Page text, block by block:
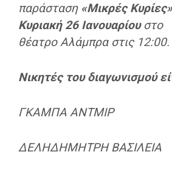
παράσταση «Μικρές Κυρίες»
Κυριακή 26 Ιανουαρίου στο
θέατροΑλάμπρα στις 12:00.
Νικητές του διαγωνισμού
ΓΚΑΜΠΑ ΑΝΤΜΙΡ
ΔΕΛΗΔΗΜΗΤΡΗ ΒΑΣΙΛΕΙΑ